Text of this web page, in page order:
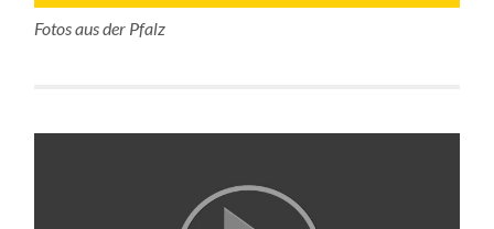
Fotos aus der Pfalz